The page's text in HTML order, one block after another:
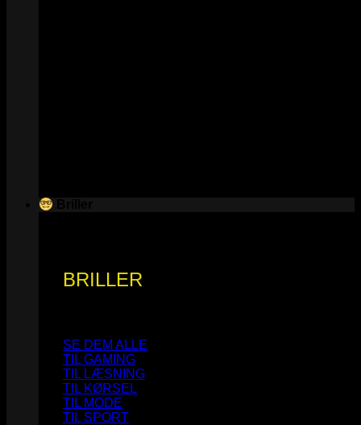
BRILLER
SE DEM ALLE
TIL GAMING
TIL LÆSNING
TIL KØRSEL
TIL MODE
TIL SPORT